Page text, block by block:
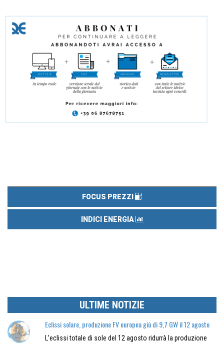
FOCUS PREZZI
INDICI ENERGIA
ULTIME NOTIZIE
Eclissi solare, produzione FV europea giù di 9,7 GW il 12 agosto
L’eclissi totale di sole del 12 agosto ridurrà la produzione